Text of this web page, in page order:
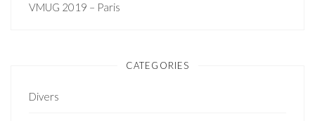
VMUG 2019 – Paris
CATEGORIES
Divers